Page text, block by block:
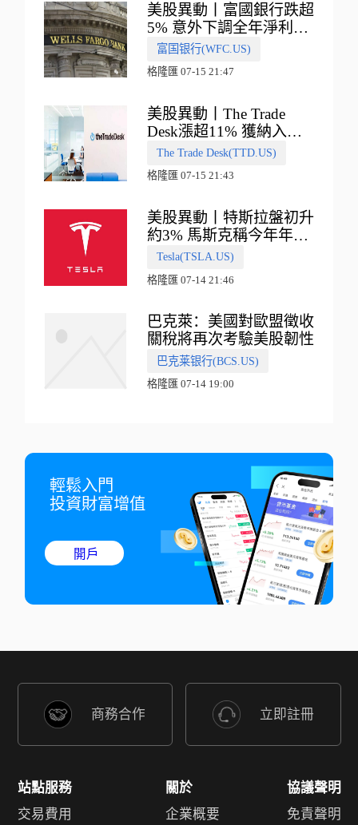
美股異動丨富國銀行跌超
5% 意外下調全年淨利息
收入指引
富国银行(WFC.US)
格隆匯 07-15 21:47
美股異動丨The Trade
Desk漲超11% 獲納入標
普500指數
The Trade Desk(TTD.US)
格隆匯 07-15 21:43
美股異動丨特斯拉盤初升
約3% 馬斯克稱今年年底
會有‘史詩級震撼’的演示
Tesla(TSLA.US)
格隆匯 07-14 21:46
巴克萊：美國對歐盟徵收
關稅將再次考驗美股韌性
巴克莱银行(BCS.US)
格隆匯 07-14 19:00
輕鬆入門
投資財富增值
開戶
商務合作 立即註冊
站點服務
交易費用
關於
企業概要
協議聲明
免責聲明